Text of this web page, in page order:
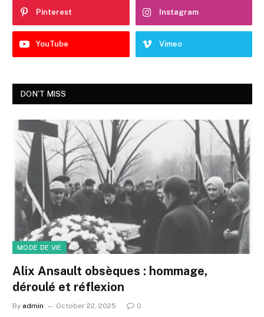
Pinterest Instagram
YouTube Vimeo
DON'T MISS
MODE DE VIE
Alix Ansault obsèques : hommage,
déroulé et réflexion
By admin October 22, 2025 0